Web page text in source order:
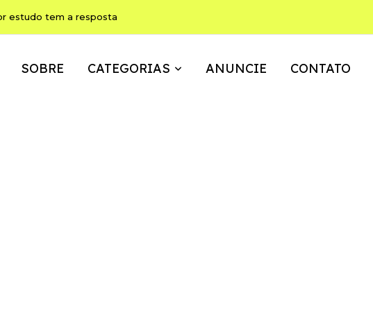
estudo tem a resposta
SOBRE CATEGORIAS ANUNCIE CONTATO